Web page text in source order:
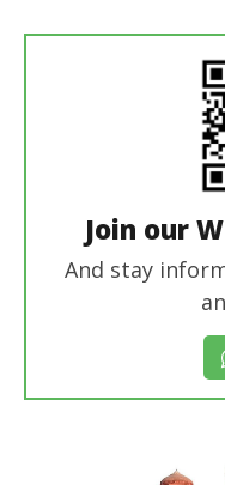
Join our
And stay